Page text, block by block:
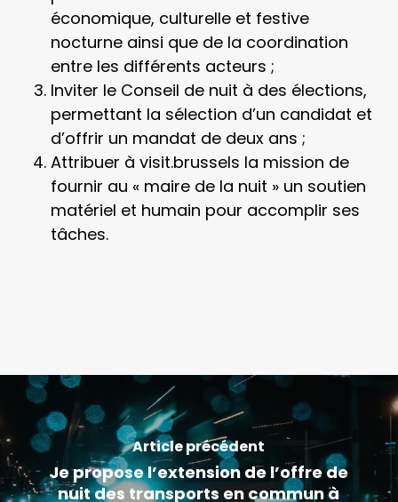
économique, culturelle et festive
nocturne ainsi que de la coordination
entre les différents acteurs ;
Inviter le Conseil de nuit à des élections,
permettant la sélection d’un candidat et
d’offrir un mandat de deux ans ;
Attribuer à visit.brussels la mission de
fournir au « maire de la nuit » un soutien
matériel et humain pour accomplir ses
tâches.
Article précédent
Je propose l’extension de l’offre de
nuit des transports en commun à